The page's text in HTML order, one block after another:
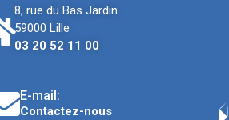
8, rue du Bas Jardin
59000 Lille
03 20 52 11 00
E-mail:
Contactez-nous